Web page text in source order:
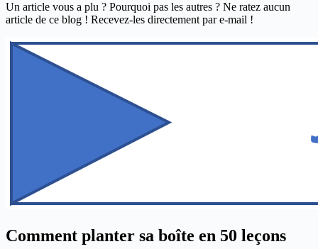
Un article vous a plu ? Pourquoi pas les autres ? Ne ratez aucun
article de ce blog ! Recevez-les directement par e-mail !
Comment planter sa boîte en 50 leçons